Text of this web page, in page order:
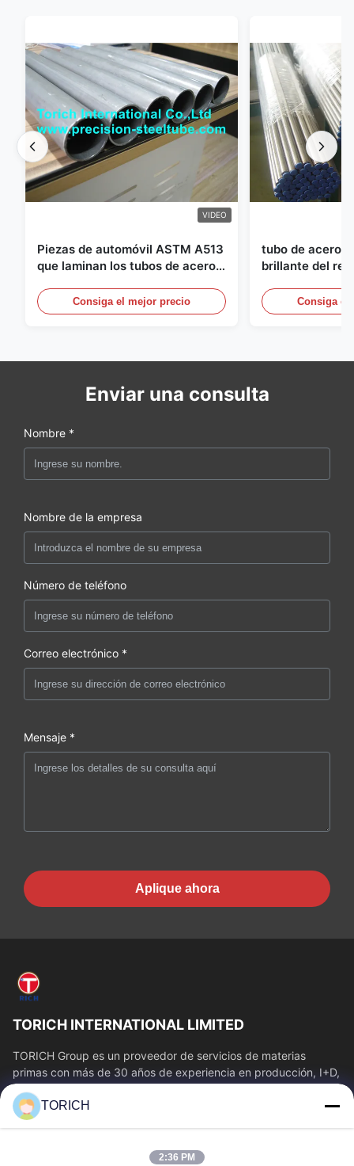
VIDEO
Piezas de automóvil ASTM A513
que laminan los tubos de acero
producción de los DOM
Consiga el mejor precio
tubo de acero
brillante del
sistemasConsiga el
Enviar una consulta
Nombre *
Nombre de la empresa
Número de teléfono
Correo electrónico *
Mensaje *
Aplique ahora
TORICH INTERNATIONAL LIMITED
TORICH Group es un proveedor de servicios de materias
primas con más de 30 años de experiencia en producción, I+D,
comercio, almacenamiento y...
Enlaces Rápidos
Sobre Nosotros
TORICH
2:36 PM